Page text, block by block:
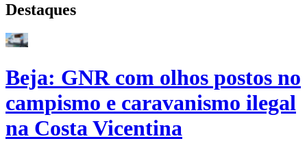
Destaques
Beja: GNR com olhos postos no
campismo e caravanismo ilegal
na Costa Vicentina